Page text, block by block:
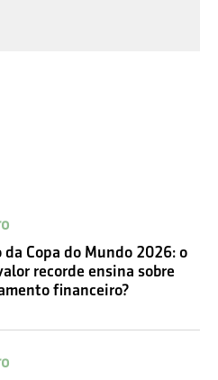
da Copa do Mundo 2026: o
recorde ensina sobre
financeiro?